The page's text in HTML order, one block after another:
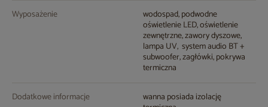
Wyposażenie wodospad, podwodne
oświetlenie LED, oświetlenie
zewnętrzne, zawory dyszowe,
lampa UV, system audio BT +
subwoofer, zagłówki, pokrywa
termiczna
Dodatkowe informacje wanna posiada izolację